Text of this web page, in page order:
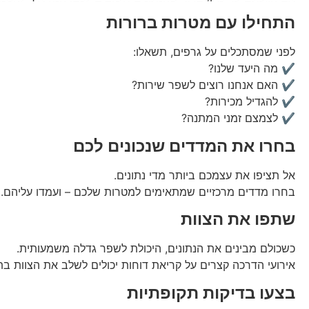
התחילו עם מטרות ברורות
לפני שמסתכלים על גרפים, תשאלו:
✔️ מה היעד שלנו?
✔️ האם אנחנו רוצים לשפר שירות?
✔️ להגדיל מכירות?
✔️ לצמצם זמני המתנה?
בחרו את המדדים שנכונים לכם
אל תציפו את עצמכם ביותר מדי נתונים.
בחרו מדדים מרכזיים שמתאימים למטרות שלכם – ועמדו עליהם.
שתפו את הצוות
כשכולם מבינים את הנתונים, היכולת לשפר גדלה משמעותית.
אירועי הדרכה קצרים על קריאת דוחות יכולים לשלב את הצוות
בצעו בדיקות תקופתיות